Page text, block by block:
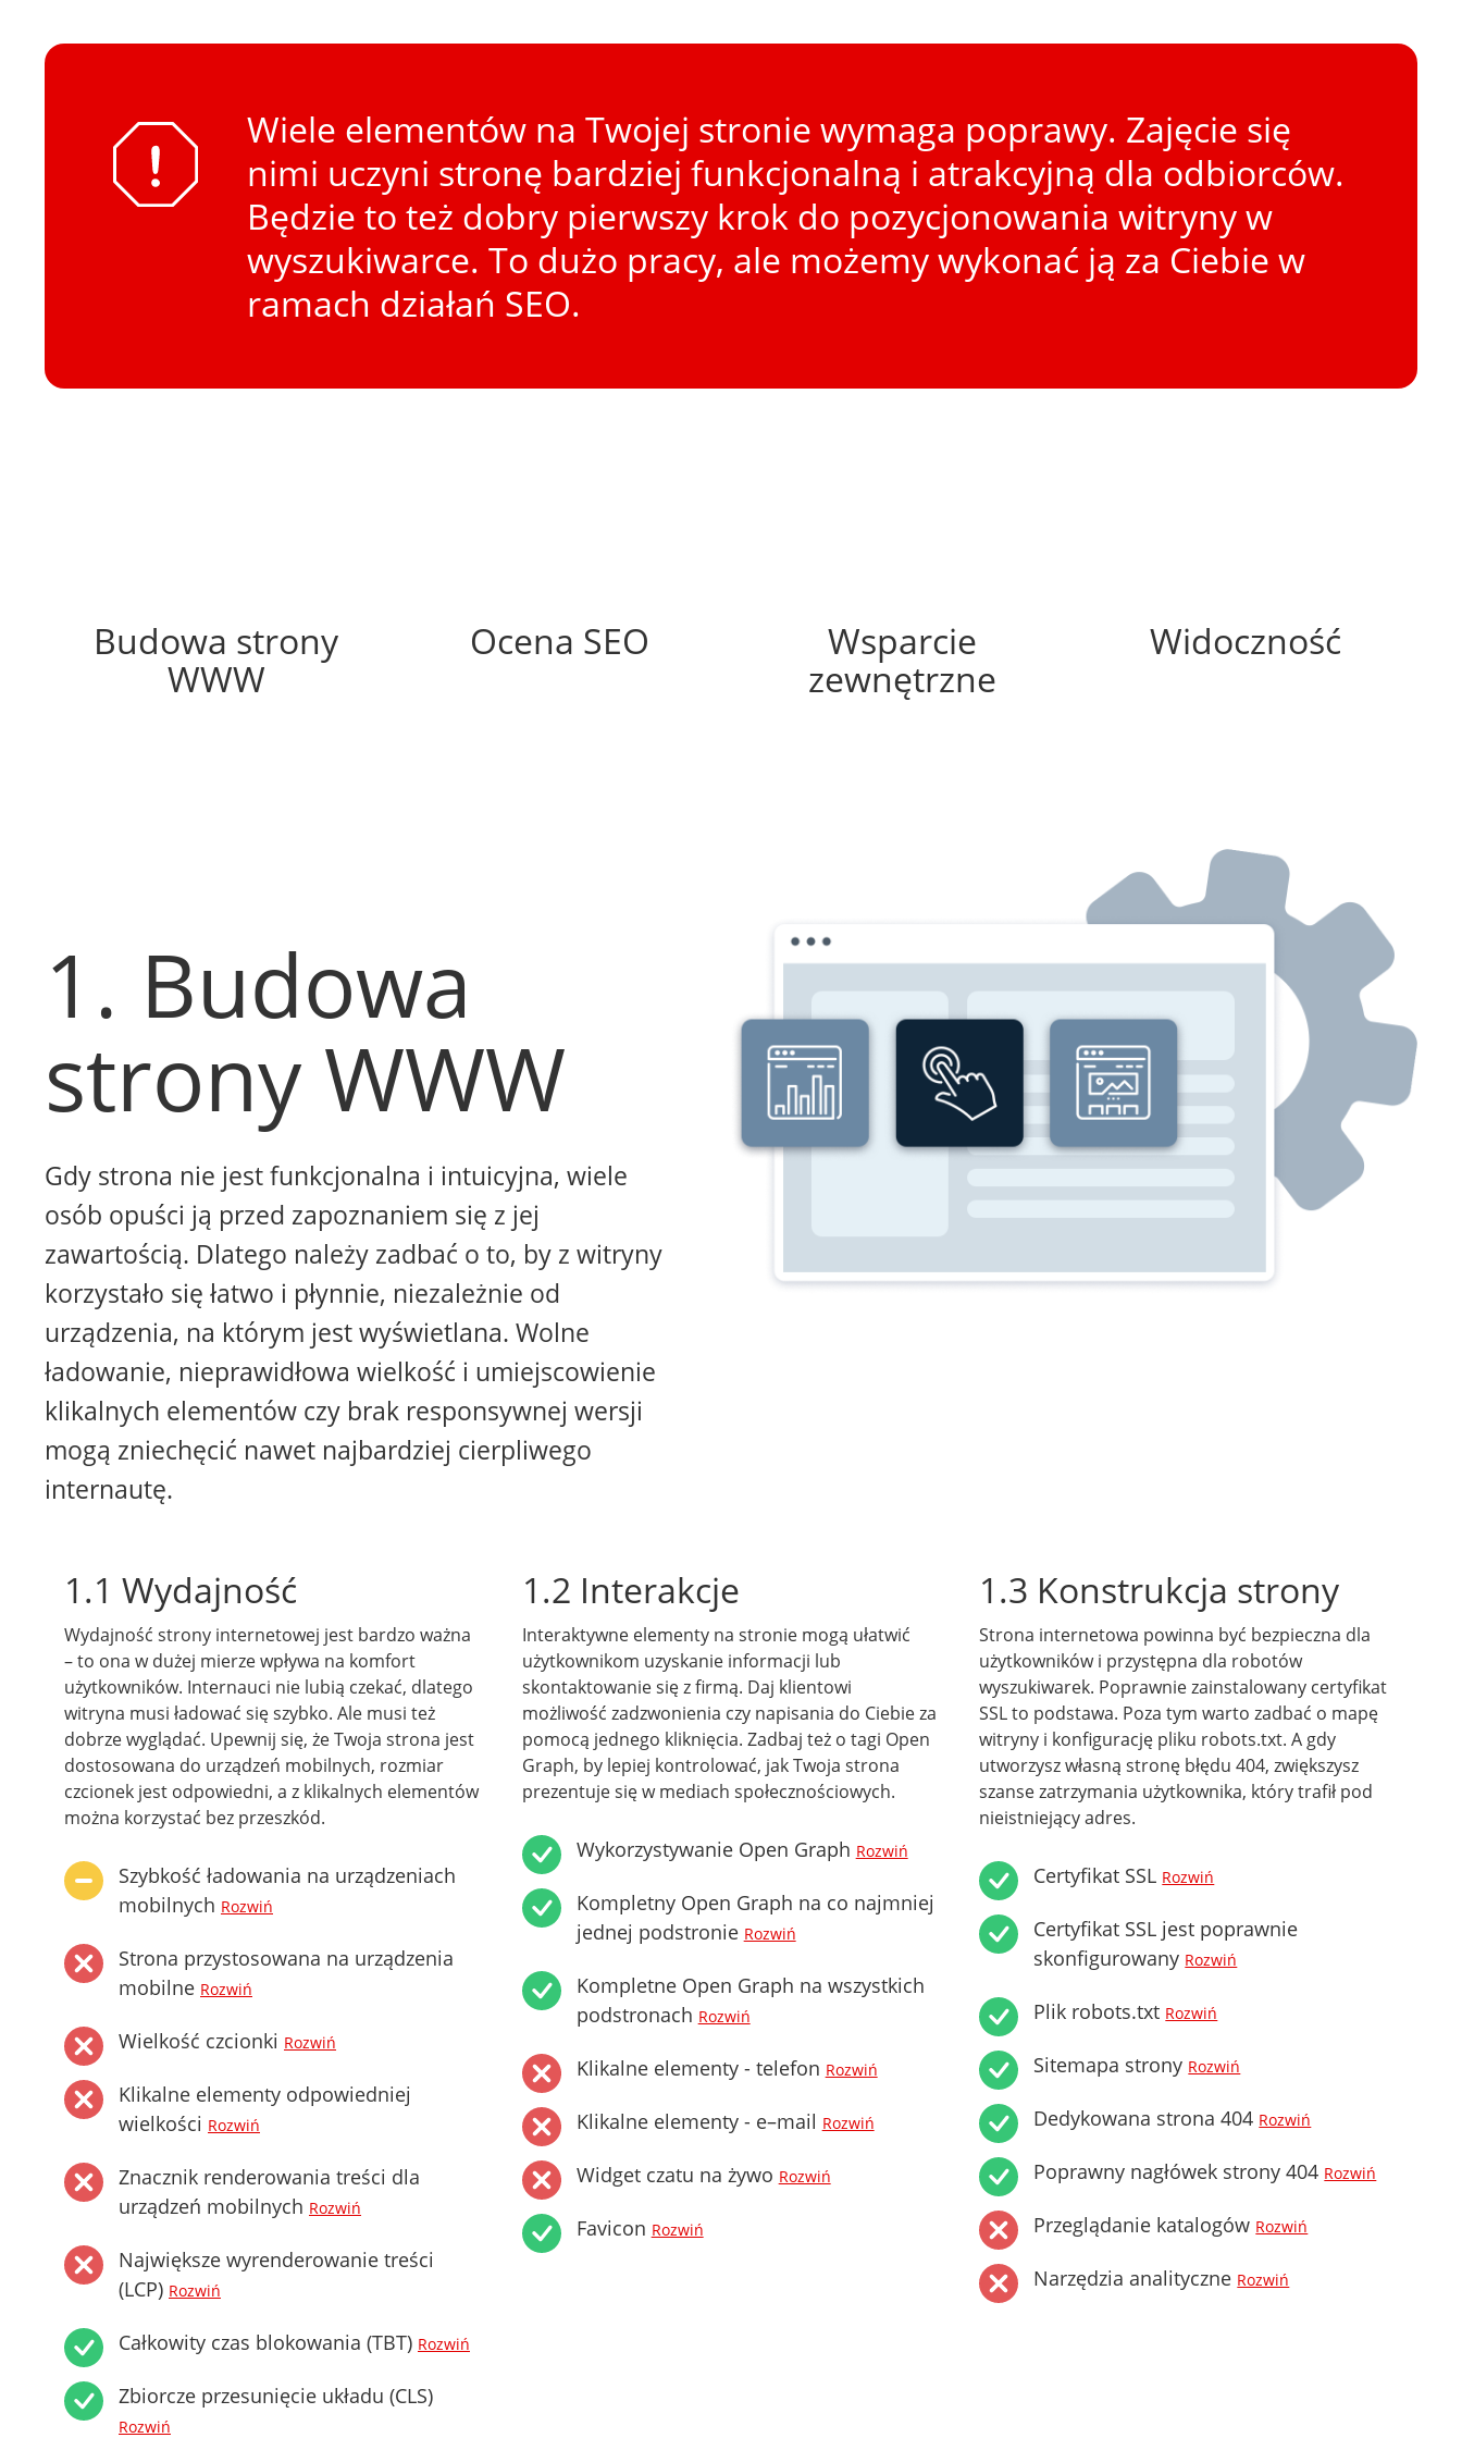
Wiele elementów na Twojej stronie wymaga poprawy. Zajęcie się
nimi uczyni stronę bardziej funkcjonalną i atrakcyjną dla odbiorców.
Będzie to też dobry pierwszy krok do pozycjonowania witryny w
wyszukiwarce. To dużo pracy, ale możemy wykonać ją za Ciebie w
ramach działań SEO.
Budowa strony
WWW
Ocena SEO
Wsparcie
zewnętrzne
Widoczność
1. Budowa
strony WWW
Gdy strona nie jest funkcjonalna i intuicyjna, wiele
osób opuści ją przed zapoznaniem się z jej
zawartością. Dlatego należy zadbać o to, by z witryny
korzystało się łatwo i płynnie, niezależnie od
urządzenia, na którym jest wyświetlana. Wolne
ładowanie, nieprawidłowa wielkość i umiejscowienie
klikalnych elementów czy brak responsywnej wersji
mogą zniechęcić nawet najbardziej cierpliwego
internautę.
1.1 Wydajność
Wydajność strony internetowej jest bardzo ważna
– to ona w dużej mierze wpływa na komfort
użytkowników. Internauci nie lubią czekać, dlatego
witryna musi ładować się szybko. Ale musi też
dobrze wyglądać. Upewnij się, że Twoja strona jest
dostosowana do urządzeń mobilnych, rozmiar
czcionek jest odpowiedni, a z klikalnych elementów
można korzystać bez przeszkód.
Szybkość ładowania na urządzeniach
mobilnych Rozwiń
Strona przystosowana na urządzenia
mobilne Rozwiń
Wielkość czcionki Rozwiń
Klikalne elementy odpowiedniej
wielkości Rozwiń
Znacznik renderowania treści dla
urządzeń mobilnych Rozwiń
Największe wyrenderowanie treści
(LCP) Rozwiń
Całkowity czas blokowania (TBT) Rozwiń
Zbiorcze przesunięcie układu (CLS)
Rozwiń
1.2 Interakcje
Interaktywne elementy na stronie mogą ułatwić
użytkownikom uzyskanie informacji lub
skontaktowanie się z firmą. Daj klientowi
możliwość zadzwonienia czy napisania do Ciebie za
pomocą jednego kliknięcia. Zadbaj też o tagi Open
Graph, by lepiej kontrolować, jak Twoja strona
prezentuje się w mediach społecznościowych.
Wykorzystywanie Open Graph Rozwiń
Kompletny Open Graph na co najmniej
jednej podstronie Rozwiń
Kompletne Open Graph na wszystkich
podstronach Rozwiń
Klikalne elementy - telefon Rozwiń
Klikalne elementy - e–mail Rozwiń
Widget czatu na żywo Rozwiń
Favicon Rozwiń
1.3 Konstrukcja strony
Strona internetowa powinna być bezpieczna dla
użytkowników i przystępna dla robotów
wyszukiwarek. Poprawnie zainstalowany certyfikat
SSL to podstawa. Poza tym warto zadbać o mapę
witryny i konfigurację pliku robots.txt. A gdy
utworzysz własną stronę błędu 404, zwiększysz
szanse zatrzymania użytkownika, który trafił pod
nieistniejący adres.
Certyfikat SSL Rozwiń
Certyfikat SSL jest poprawnie
skonfigurowany Rozwiń
Plik robots.txt Rozwiń
Sitemapa strony Rozwiń
Dedykowana strona 404 Rozwiń
Poprawny nagłówek strony 404 Rozwiń
Przeglądanie katalogów Rozwiń
Narzędzia analityczne Rozwiń